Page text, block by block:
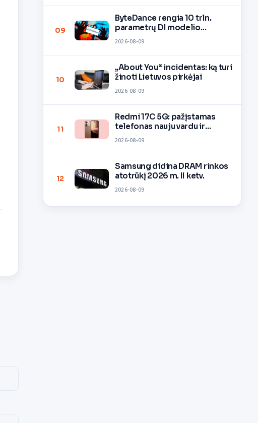
09
ByteDance rengia 10 trln.
parametrų DI modelio
2026-08-09
10
„About You“ incidentas: ką turi
žinoti Lietuvos pirkėjai
2026-08-09
11
Redmi 17C 5G: pažįstamas
telefonas nauju vardu ir
2026-08-09
12
Samsung didina DRAM rinkos
atotrūkį 2026 m. II ketv.
2026-08-09